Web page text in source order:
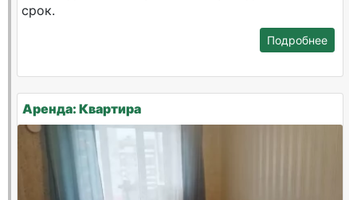
срок.
Подробнее
Аренда: Квартира